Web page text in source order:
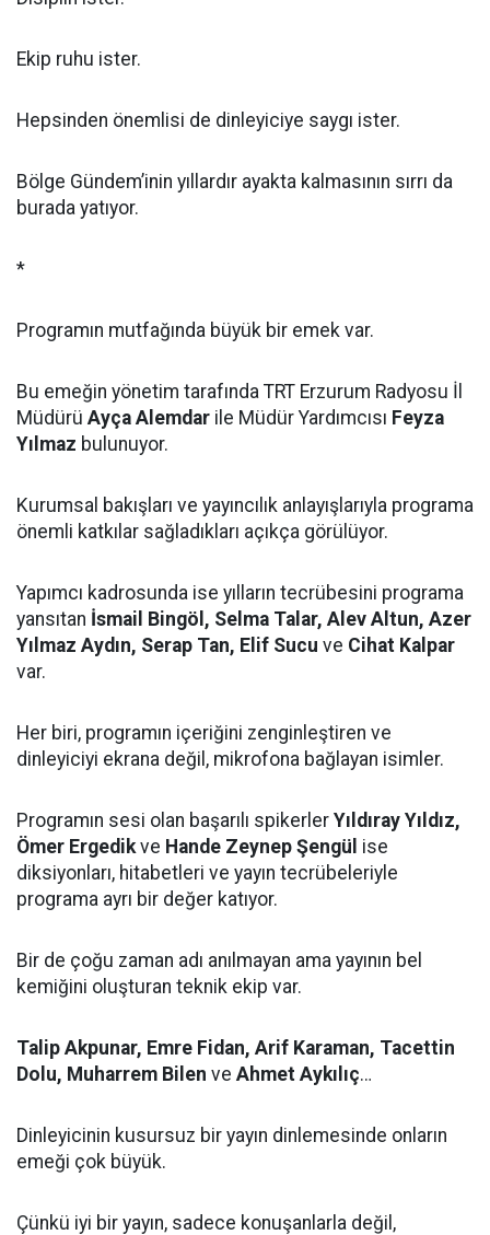
Ekip ruhu ister.
Hepsinden önemlisi de dinleyiciye saygı ister.
Bölge Gündem’inin yıllardır ayakta kalmasının sırrı da
burada yatıyor.
*
Programın mutfağında büyük bir emek var.
Bu emeğin yönetim tarafında TRT Erzurum Radyosu İl
Müdürü Ayça Alemdar ile Müdür Yardımcısı Feyza
Yılmaz bulunuyor.
Kurumsal bakışları ve yayıncılık anlayışlarıyla programa
önemli katkılar sağladıkları açıkça görülüyor.
Yapımcı kadrosunda ise yılların tecrübesini programa
yansıtan İsmail Bingöl, Selma Talar, Alev Altun, Azer
Yılmaz Aydın, Serap Tan, Elif Sucu ve Cihat Kalpar
var.
Her biri, programın içeriğini zenginleştiren ve
dinleyiciyi ekrana değil, mikrofona bağlayan isimler.
Programın sesi olan başarılı spikerler Yıldıray Yıldız,
Ömer Ergedikve Hande Zeynep Şengül ise
diksiyonları, hitabetleri ve yayın tecrübeleriyle
programa ayrı bir değer katıyor.
Bir de çoğu zaman adı anılmayan ama yayının bel
kemiğini oluşturan teknik ekip var.
Talip Akpunar, Emre Fidan, Arif Karaman, Tacettin
Dolu, Muharrem Bilen ve Ahmet Aykılıç…
Dinleyicinin kusursuz bir yayın dinlemesinde onların
emeği çok büyük.
Çünkü iyi bir yayın, sadece konuşanlarla değil,